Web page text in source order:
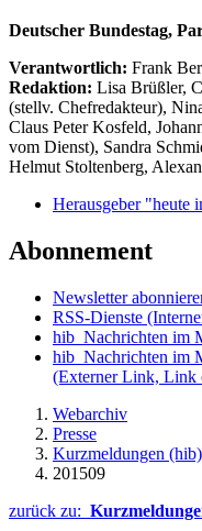
Deutscher Bundestag,
Verantwortlich: Frank
Redaktion: Lisa Brüßler,
(stellv. Chefredakteur),
Claus Peter Kosfeld,
vom Dienst), Sandra
Helmut Stoltenberg,
Herausgeber "heute
Abonnement
Newsletter
RSS-Dienste
hib_Nachrichten im
hib_Nachrichten im
(Externer Link, Link
Webarchiv
Presse
Kurzmeldungen (hib)
201509
zurück zu: